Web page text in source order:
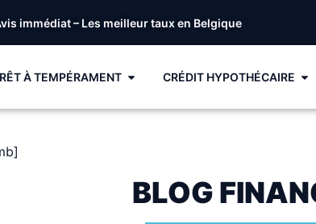
immédiat – Les meilleur taux en Belgique
À TEMPÉRAMENT CRÉDIT HYPOTHÉCAIRE
BLOG